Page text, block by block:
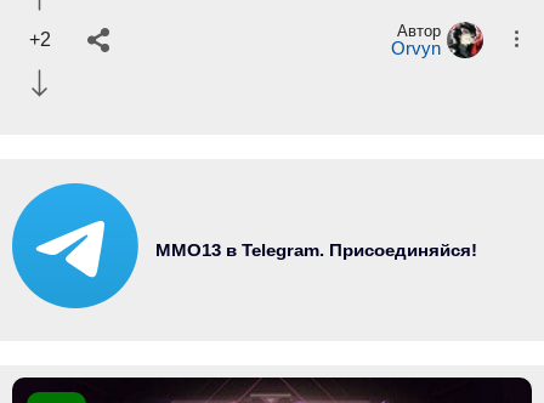
+2 Автор
Orvyn
MMO13 в Telegram. Присоединяйся!